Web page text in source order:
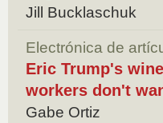
Jill Bucklaschuk
Electrónica de
Eric Trump's
workers don't
Gabe Ortiz